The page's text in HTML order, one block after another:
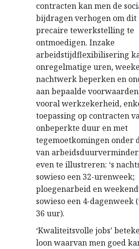
contracten kan men de
bijdragen verhogen om dit
precaire tewerkstelling te
ontmoedigen. Inzake
arbeidstijdflexibilisering
onregelmatige uren,
nachtwerk beperken en
aan bepaalde
vooral werkzekerheid,
toepassing op contracten
onbeperkte duur en met
tegemoetkomingen onder
van
even te illustreren: ‘s
sowieso een 32-urenweek;
ploegenarbeid en
sowieso een 4-dagenweek
36 uur).
‘Kwaliteitsvolle jobs’
loon waarvan men goed